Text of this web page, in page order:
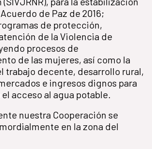
de Paz de 2016;
de protección,
de la Violencia de
procesos de
de las mujeres, así como la
trabajo decente, desarrollo rural,
e ingresos dignos para
acceso al agua potable.
nuestra Cooperación se
en la zona del